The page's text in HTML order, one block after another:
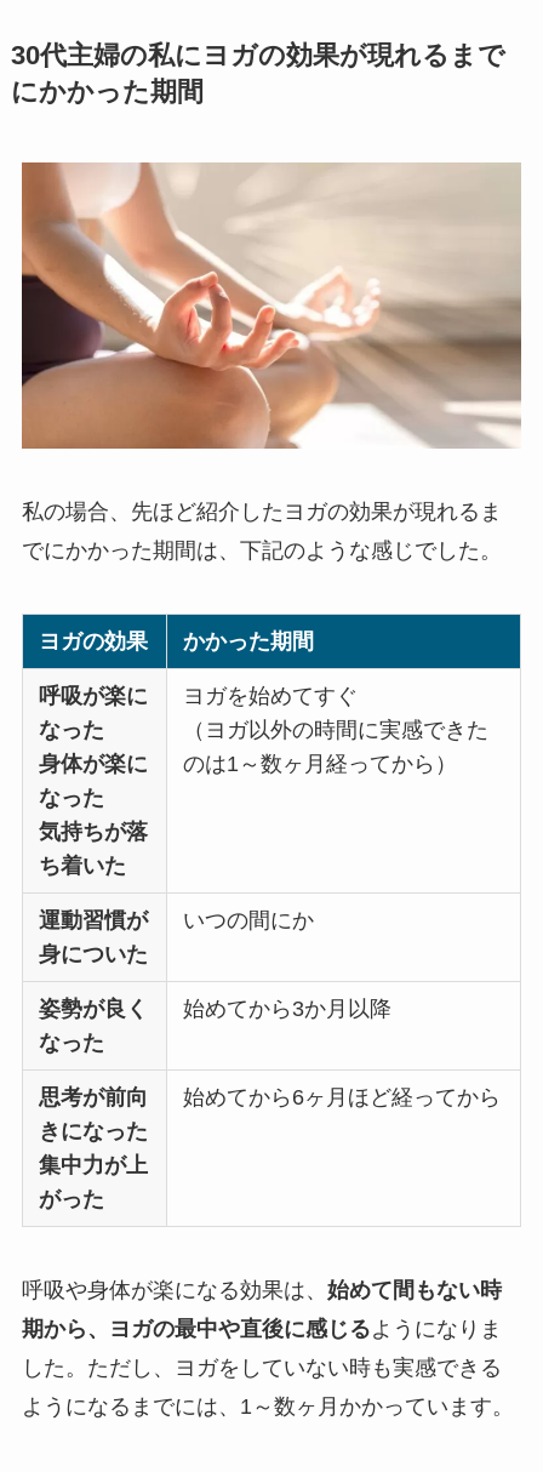
30代主婦の私にヨガの効果が現れるまで
にかかった期間
私の場合、先ほど紹介したヨガの効果が現れるま
でにかかった期間は、下記のような感じでした。
ヨガの効果 かかった期間
呼吸が楽に
なった
身体が楽に
なった
気持ちが落
ち着いた
ヨガを始めてすぐ
（ヨガ以外の時間に実感できた
のは1～数ヶ月経ってから）
運動習慣が
身についた
いつの間にか
姿勢が良く
なった
始めてから3か月以降
思考が前向
きになった
集中力が上
がった
始めてから6ヶ月ほど経ってから
呼吸や身体が楽になる効果は、 始めて間もない時
期から、ヨガの最中や直後に感じるようになりま
した。ただし、ヨガをしていない時も実感できる
ようになるまでには、1～数ヶ月かかっています。